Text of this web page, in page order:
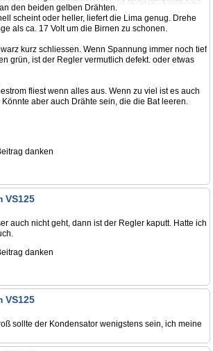
den beiden gelben Drähten.
scheint oder heller, liefert die Lima genug. Drehe
als ca. 17 Volt um die Birnen zu schonen.
kurz schliessen. Wenn Spannung immer noch tief
grün, ist der Regler vermutlich defekt. oder etwas
fliest wenn alles aus. Wenn zu viel ist es auch
aber auch Drähte sein, die die Bat leeren.
danken
VS125
auch nicht geht, dann ist der Regler kaputt. Hatte ich
danken
VS125
sollte der Kondensator wenigstens sein, ich meine